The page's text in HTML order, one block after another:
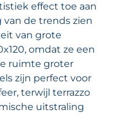
effect toe aan
van de trends zien
van grote
omdat ze een
ruimte groter
zijn perfect voor
terwijl terrazzo
uitstraling